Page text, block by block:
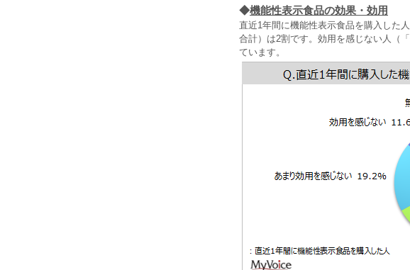
◆機能性表示食品の効果・効用
直近1年間に機能性表示食品を購入した
合計）は2割です。効用を感じない人（
ています。